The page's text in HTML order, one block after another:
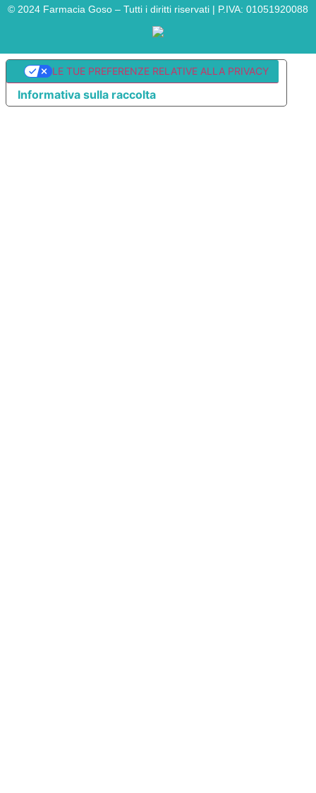
© 2024 Farmacia Goso – Tutti i diritti riservati | P.IVA: 01051920088
Informativa sulla raccolta
LE TUE PREFERENZE RELATIVE ALLA PRIVACY